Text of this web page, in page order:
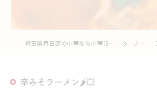
埼玉県春日部の中華なら中華市場 炒 ブログ
辛みそラーメン🌶️💥⁡